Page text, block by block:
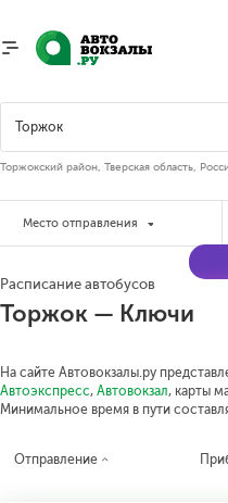
Торжокский район, Тверская область,
Место отправления
Расписание автобусов
Торжок — Ключи
На сайте Автовокзалы.ру
Автоэкспресс, Автовокзал, карты
Минимальное время в пути
Отправление